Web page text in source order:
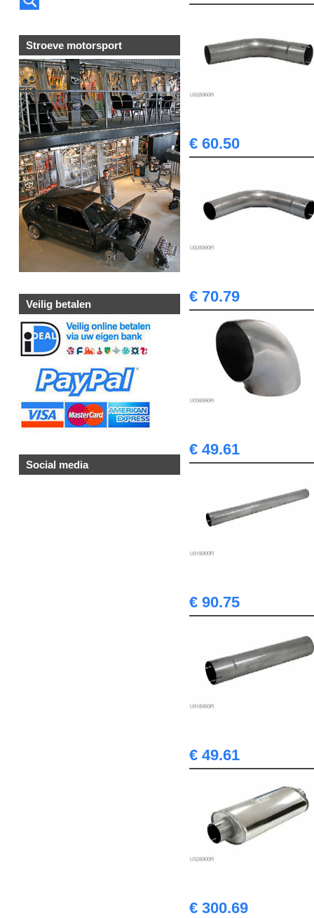
Stroeve motorsport
Veilig betalen
Social media
€ 60.50
€ 70.79
€ 49.61
€ 90.75
€ 49.61
€ 300.69